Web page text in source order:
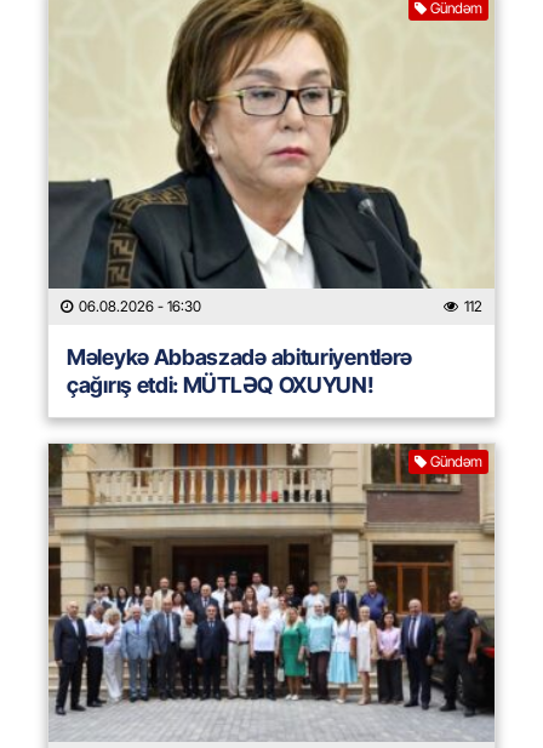
Gündəm
06.08.2026 - 16:30 112
Məleykə Abbaszadə abituriyentlərə
çağırış etdi: MÜTLƏQ OXUYUN!
Gündəm